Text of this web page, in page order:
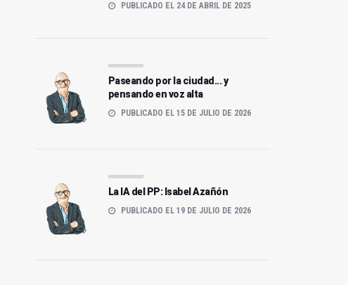
PUBLICADO EL 24 DE ABRIL DE 2025
Paseando por la ciudad... y
pensando en voz alta
PUBLICADO EL 15 DE JULIO DE 2026
La IA del PP: Isabel Azañón
PUBLICADO EL 19 DE JULIO DE 2026